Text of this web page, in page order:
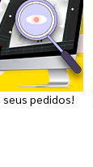
pedidos!